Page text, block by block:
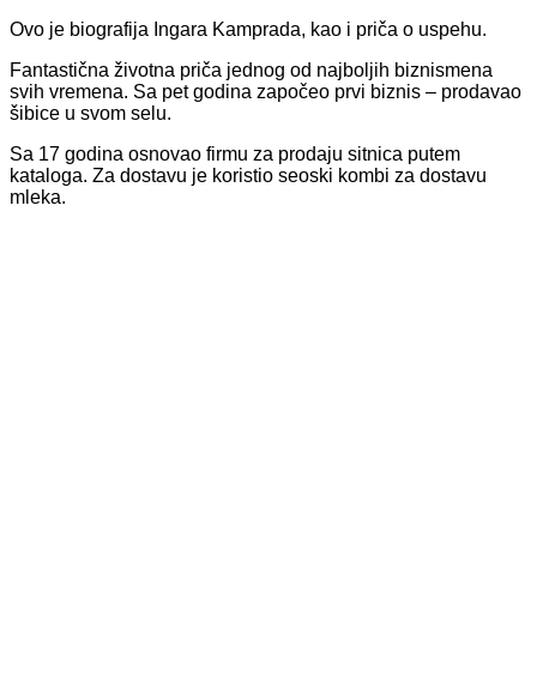
Ovo je biografija Ingara Kamprada, kao i priča o uspehu.
Fantastična životna priča jednog od najboljih biznismena
svih vremena. Sa pet godina započeo prvi biznis – prodavao
šibice u svom selu.
Sa 17 godina osnovao firmu za prodaju sitnica putem
kataloga. Za dostavu je koristio seoski kombi za dostavu
mleka.